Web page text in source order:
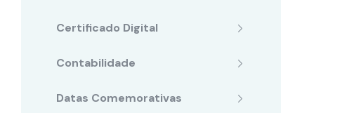
Certificado Digital
Contabilidade
Datas Comemorativas